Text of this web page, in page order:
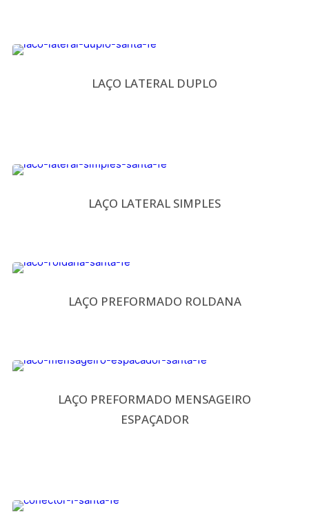
LAÇO LATERAL DUPLO
LAÇO LATERAL SIMPLES
LAÇO PREFORMADO ROLDANA
LAÇO PREFORMADO MENSAGEIRO
ESPAÇADOR